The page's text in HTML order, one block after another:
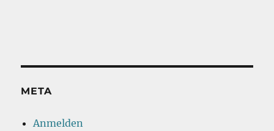
META
Anmelden